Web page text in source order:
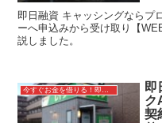
即日融資 キャッシングならプ
ーへ申込みから受け取り【
説しました。
今すぐお金を借りる！即日融資キャッシング
即
ク
契